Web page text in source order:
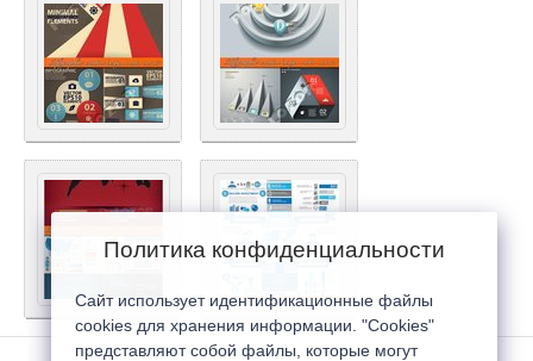
Политика конфиденциальности
Сайт использует идентификационные файлы
cookies для хранения информации. "Cookies"
представляют собой файлы, которые могут